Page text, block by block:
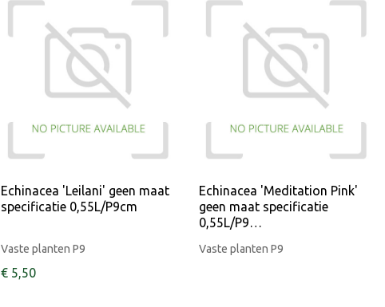
Echinacea 'Leilani' geen maat
specificatie 0,55L/P9cm
Vaste planten P9
€ 5,50
Echinacea 'Meditation Pink'
geen maat specificatie
0,55L/P9…
Vaste planten P9